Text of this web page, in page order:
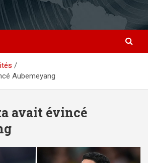
Aubemeyang
avait évincé